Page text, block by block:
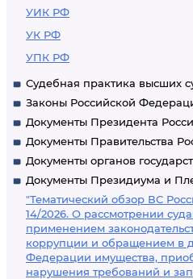
УИК РФ
УК РФ
УПК РФ
Судебная практика высших
Законы Российской
Документы Президента
Документы Правительства
Документы органов
Документы Президиума и
"Тематический обзор ВС
14/2026. О рассмотрении
применением
коррупции и обращением в
Федерации имущества,
нарушения требований и